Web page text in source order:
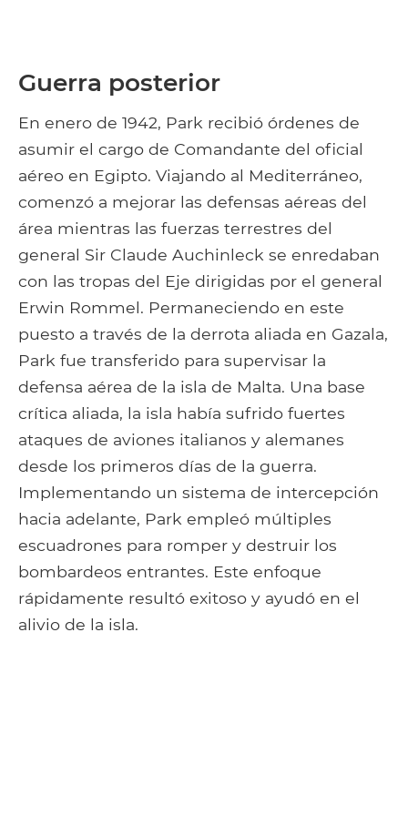
Guerra posterior
En enero de 1942, Park recibió órdenes de
asumir el cargo de Comandante del oficial
aéreo en Egipto. Viajando al Mediterráneo,
comenzó a mejorar las defensas aéreas del
área mientras las fuerzas terrestres del
general Sir Claude Auchinleck se enredaban
con las tropas del Eje dirigidas por el general
Erwin Rommel. Permaneciendo en este
puesto a través de la derrota aliada en Gazala,
Park fue transferido para supervisar la
defensa aérea de la isla de Malta. Una base
crítica aliada, la isla había sufrido fuertes
ataques de aviones italianos y alemanes
desde los primeros días de la guerra.
Implementando un sistema de intercepción
hacia adelante, Park empleó múltiples
escuadrones para romper y destruir los
bombardeos entrantes. Este enfoque
rápidamente resultó exitoso y ayudó en el
alivio de la isla.